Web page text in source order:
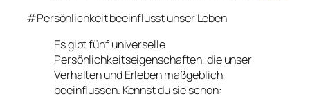
#Persönlichkeit beeinflusst unser Leben
Es gibt fünf universelle
Persönlichkeitseigenschaften, die unser
Verhalten und Erleben maßgeblich
beeinflussen. Kennst du sie schon: